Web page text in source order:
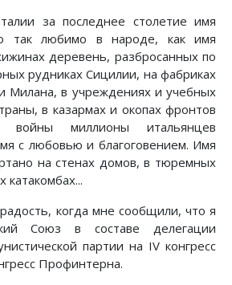
за последнее столетие имя
так любимо в народе, как имя
деревень, разбросанных по
рудниках Сицилии, на фабриках
Милана, в учреждениях и учебных
в казармах и окопах фронтов
войны миллионы итальянцев
с любовью и благоговением. Имя
на стенах домов, в тюремных
катакомбах...
когда мне сообщили, что я
Союз в составе делегации
партии на IV конгресс
Профинтерна.